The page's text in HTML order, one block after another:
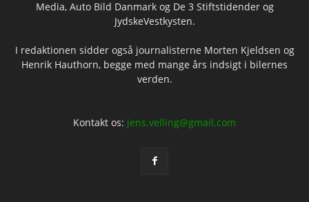
Media, Auto Bild Danmark og De 3 Stiftstidender og
JydskeVestkysten.
I redaktionen sidder også journalisterne Morten Kjeldsen og
Henrik Hauthorn, begge med mange års indsigt i bilernes
verden.
Kontakt os: jens.velling@gmail.com